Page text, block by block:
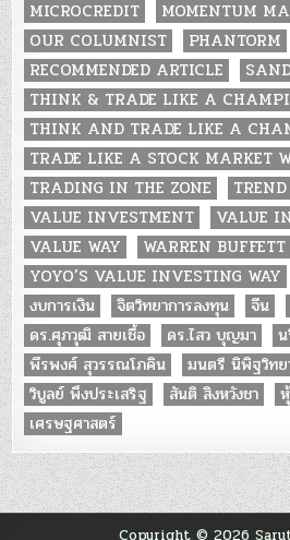
MICROCREDIT
MOMENTUM
OUR COLUMNIST
PHANTORM
RECOMMENDED ARTICLE
THINK & TRADE LIKE A
THINK AND TRADE LIKE A
TRADE LIKE A STOCK MARKET
TRADING IN THE ZONE
VALUE INVESTMENT
VALUE
VALUE WAY
WARREN BUFFETT
YOYO’S VALUE INVESTING WAY
งบการเงิน
จิตวิทยาการลงทุน จีน
ดร.ศุภวุฒิ สายเชื้อ
ดร.ไสว บุญมา
พีรพงศ์ สุวรรณโภคิน
มนตรี นิพิฐวิทย
วิบูลย์ พึงประเสริฐ
สันติ สิงหวังชา
เศรษฐศาสตร์
Copyright © 2026